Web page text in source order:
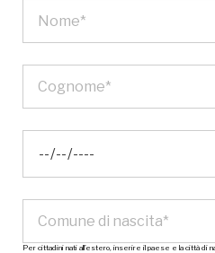
Per cittadini nati all’estero, inserire il paese e la città di